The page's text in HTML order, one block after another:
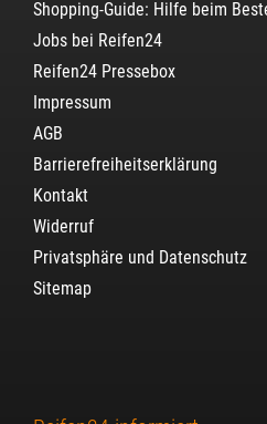
Shopping-Guide: Hilfe beim
Jobs bei Reifen24
Reifen24 Pressebox
Impressum
AGB
Barrierefreiheitserklärung
Kontakt
Widerruf
Privatsphäre und Datenschutz
Sitemap